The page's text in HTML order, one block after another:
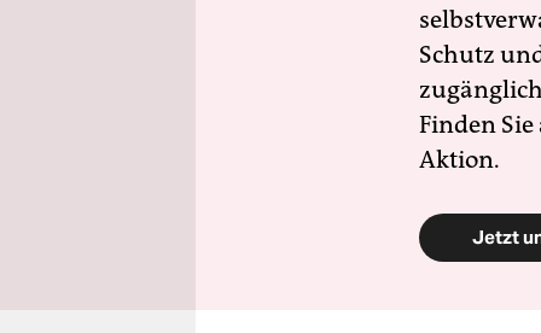
Schutz
Finden
Aktion.
Jetzt